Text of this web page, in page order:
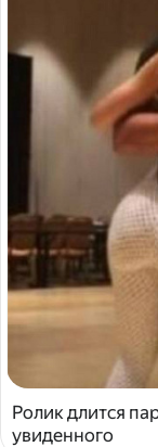
Ролик длится
увиденного